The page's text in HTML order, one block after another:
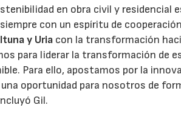
en obra civil y residencial
con un espíritu de
y Uria con la transformación
para liderar la transformación de
Para ello, apostamos por la
oportunidad para nosotros de
Gil.